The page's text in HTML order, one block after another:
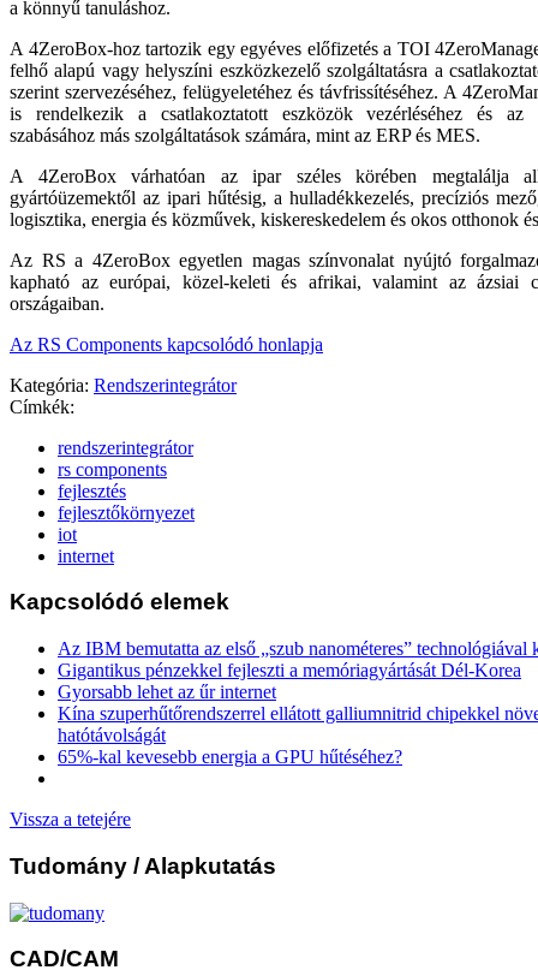
a könnyű tanuláshoz.
A 4ZeroBox-hoz tartozik egy egyéves előfizetés a TOI
felhő alapú vagy helyszíni eszközkezelő szolgáltatásra a
szerint szervezéséhez, felügyeletéhez és távfrissítéséhez. A
is rendelkezik a csatlakoztatott eszközök vezérléséhez és az
szabásához más szolgáltatások számára, mint az ERP és MES.
A 4ZeroBox várhatóan az ipar széles körében megtalálja
gyártóüzemektől az ipari hűtésig, a hulladékkezelés, precíziós
logisztika, energia és közművek, kiskereskedelem és okos otthonok
Az RS a 4ZeroBox egyetlen magas színvonalat nyújtó
kapható az európai, közel-keleti és afrikai, valamint az ázsiai
országaiban.
Az RS Components kapcsolódó honlapja
Kategória: Rendszerintegrátor
Címkék:
rendszerintegrátor
rs components
fejlesztés
fejlesztőkörnyezet
iot
internet
Kapcsolódó elemek
Az IBM bemutatta az első „szub nanométeres” technológiával
Gigantikus pénzekkel fejleszti a memóriagyártását Dél-Korea
Gyorsabb lehet az űr internet
Kína szuperhűtőrendszerrel ellátott galliumnitrid chipekkel
hatótávolságát
65%-kal kevesebb energia a GPU hűtéséhez?
Vissza a tetejére
Tudomány / Alapkutatás
CAD/CAM